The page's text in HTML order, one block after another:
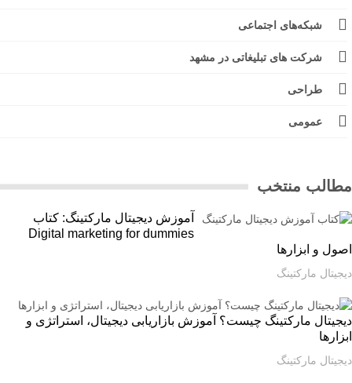
شبکه‌های اجتماعی
شرکت های تبلیغاتی در مشهد
طراحی
عمومی
منتخب
آموزش دیجیتال مارکتینگ: کتاب
Digital marketing for dummies
و ابزارها
مارکتینگ
مارکتینگ چیست؟ آموزش بازاریابی دیجیتال، استراتژی و
مارکتینگ